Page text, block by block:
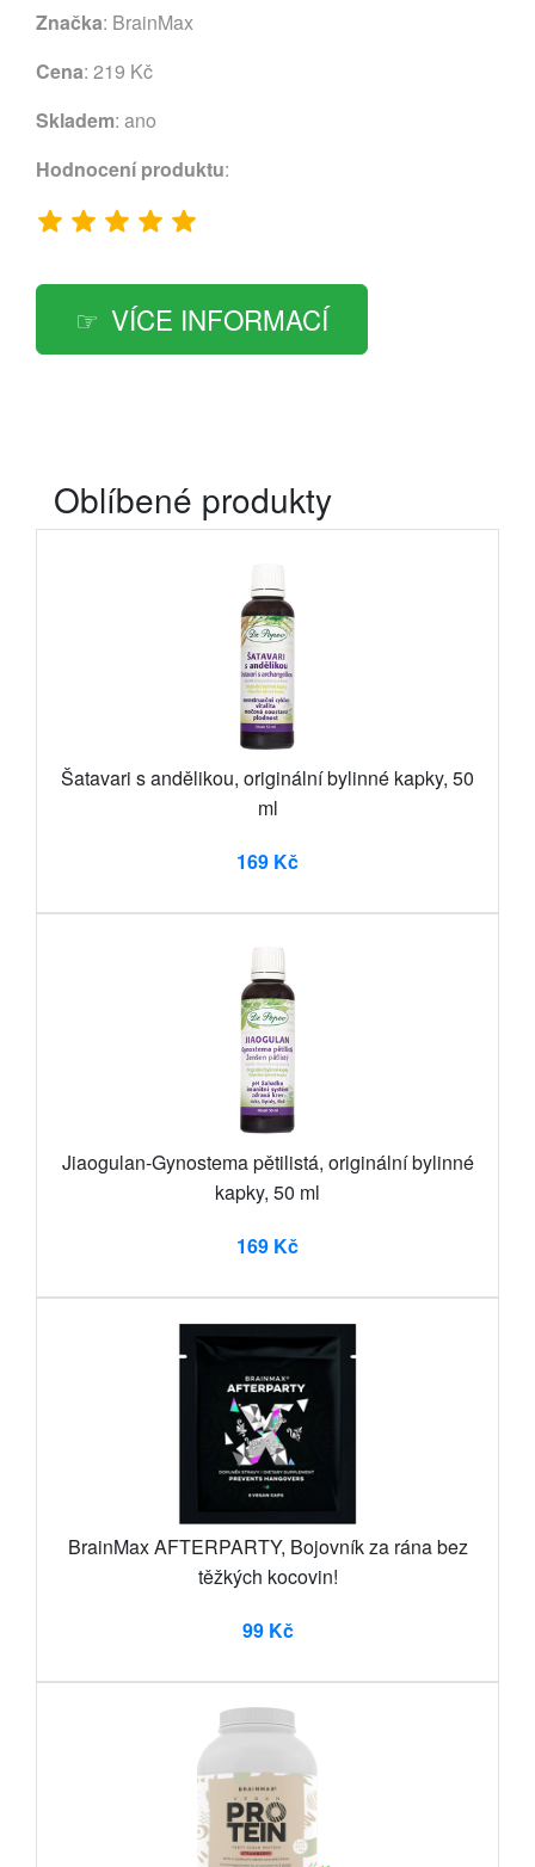
Značka: BrainMax
Cena: 219 Kč
Skladem: ano
Hodnocení produktu:
VÍCE INFORMACÍ
Oblíbené produkty
Šatavari s andělikou, originální bylinné kapky, 50
ml
169 Kč
Jiaogulan-Gynostema pětilistá, originální bylinné
kapky, 50 ml
169 Kč
BrainMax AFTERPARTY, Bojovník za rána bez
těžkých kocovin!
99 Kč